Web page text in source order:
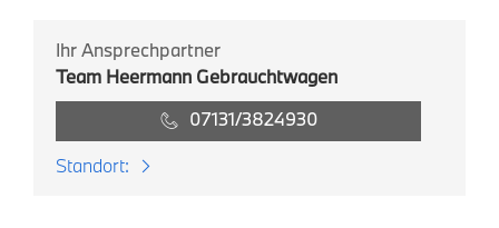
Ihr Ansprechpartner
Team Heermann Gebrauchtwagen
07131/3824930
Standort: